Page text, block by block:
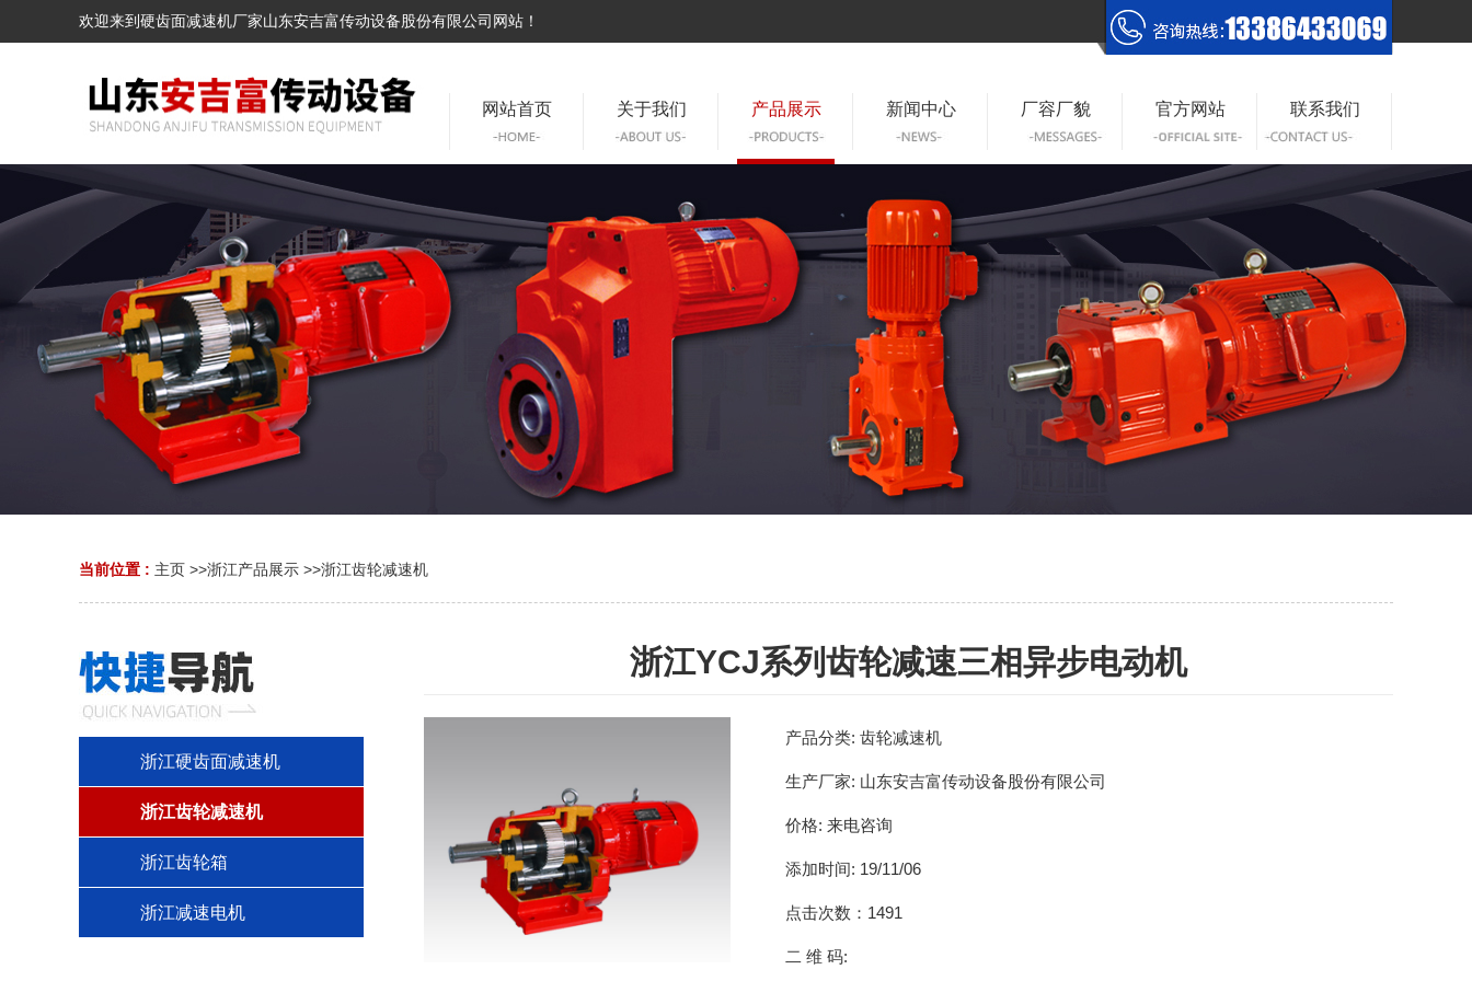
欢迎来到硬齿面减速机厂家山东安吉富传动设备股份有限公司网站！
网站首页 关于我们 产品展示 新闻中心 厂容厂貌 官方网站 联系我们
当前位置 : 主页 >>浙江产品展示 >>浙江齿轮减速机
浙江硬齿面减速机
浙江齿轮减速机
浙江齿轮箱
浙江减速电机
浙江YCJ系列齿轮减速三相异步电动机
产品分类: 齿轮减速机
生产厂家: 山东安吉富传动设备股份有限公司
价格: 来电咨询
添加时间: 19/11/06
点击次数： 1491
二 维 码: